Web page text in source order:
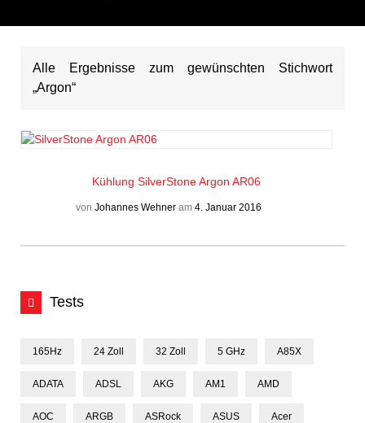
Alle Ergebnisse zum gewünschten Stichwort
„Argon“
Kühlung SilverStone Argon AR06
von Johannes Wehneram 4. Januar 2016
Tests
165Hz 24 Zoll 32 Zoll 5 GHz A85X
ADATA ADSL AKG AM1 AMD
AOC ARGB ASRock ASUS Acer